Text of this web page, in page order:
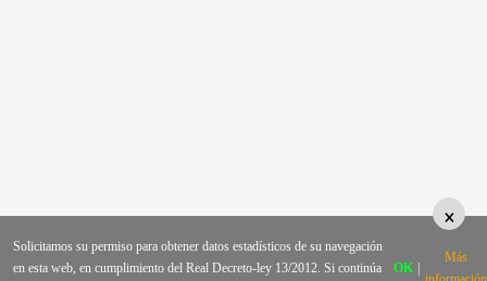
×
Solicitamos su permiso para obtener datos estadísticos de su navegación
en esta web, en cumplimiento del Real Decreto-ley 13/2012. Si continúa
OK
Más